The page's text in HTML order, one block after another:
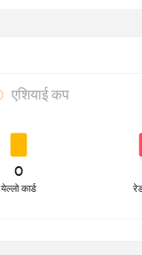
एशियाई कप
0
येल्लो कार्ड